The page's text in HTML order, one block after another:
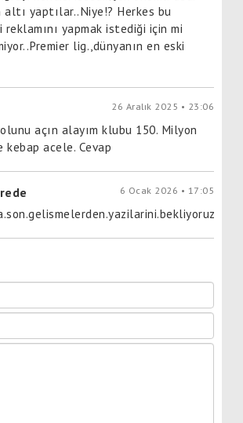
yaptılar..Niye!? Herkes bu
reklamını yapmak istediği için mi
lig.,dünyanın en eski
26 Aralık 2025 • 23:06
açın alayım klubu 150. Milyon
kebap acele. Cevap
6 Ocak 2026 • 17:05